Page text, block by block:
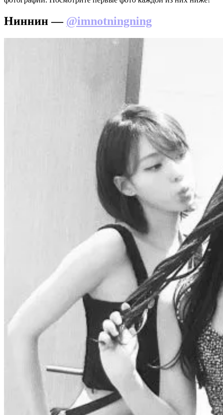
Ниннин — @imnotningning